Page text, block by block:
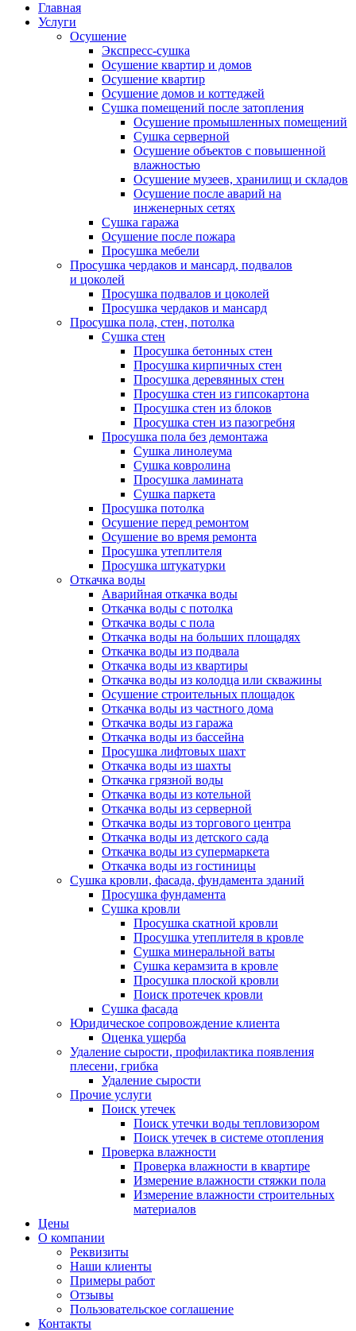
Главная
Услуги
Осушение
Экспресс-cушка
Осушение квартир и домов
Осушение квартир
Осушение домов и коттеджей
Сушка помещений после затопления
Осушение промышленных помещений
Сушка серверной
Осушение объектов с повышенной
влажностью
Осушение музеев, хранилищ и складов
Осушение после аварий на
инженерных сетях
Сушка гаража
Осушение после пожара
Просушка мебели
Просушка чердаков и мансард, подвалов
и цоколей
Просушка подвалов и цоколей
Просушка чердаков и мансард
Просушка пола, стен, потолка
Сушка стен
Просушка бетонных стен
Просушка кирпичных стен
Просушка деревянных стен
Просушка стен из гипсокартона
Просушка стен из блоков
Просушка стен из пазогребня
Просушка пола без демонтажа
Сушка линолеума
Сушка ковролина
Просушка ламината
Сушка паркета
Просушка потолка
Осушение перед ремонтом
Осушение во время ремонта
Просушка утеплителя
Просушка штукатурки
Откачка воды
Аварийная откачка воды
Откачка воды с потолка
Откачка воды с пола
Откачка воды на больших площадях
Откачка воды из подвала
Откачка воды из квартиры
Откачка воды из колодца или скважины
Осушение строительных площадок
Откачка воды из частного дома
Откачка воды из гаража
Откачка воды из бассейна
Просушка лифтовых шахт
Откачка воды из шахты
Откачка грязной воды
Откачка воды из котельной
Откачка воды из серверной
Откачка воды из торгового центра
Откачка воды из детского сада
Откачка воды из супермаркета
Откачка воды из гостиницы
Сушка кровли, фасада, фундамента зданий
Просушка фундамента
Сушка кровли
Просушка скатной кровли
Просушка утеплителя в кровле
Сушка минеральной ваты
Сушка керамзита в кровле
Просушка плоской кровли
Поиск протечек кровли
Сушка фасада
Юридическое сопровождение клиента
Оценка ущерба
Удаление сырости, профилактика появления
плесени, грибка
Удаление сырости
Прочие услуги
Поиск утечек
Поиск утечки воды тепловизором
Поиск утечек в системе отопления
Проверка влажности
Проверка влажности в квартире
Измерение влажности стяжки пола
Измерение влажности строительных
материалов
Цены
О компании
Реквизиты
Наши клиенты
Примеры работ
Отзывы
Пользовательское соглашение
Контакты